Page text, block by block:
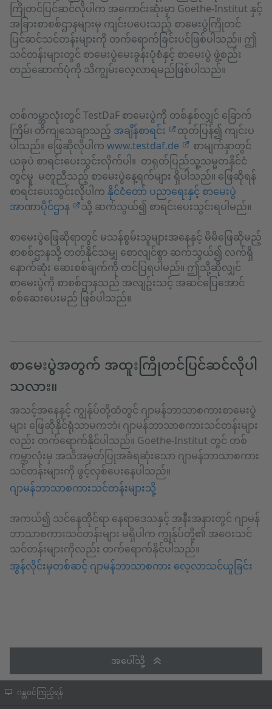
ကြိုတင်ပြင်ဆင်လိုပါက အကောင်းဆုံးမှာ Goethe-Institut နှင့်
အခြားစာစစ်ဌာနများမှ ကျင်းပပေးသည့် စာမေးပွဲကြိုတင်
ပြင်ဆင်သင်တန်းများကို တက်ရောက်ခြင်းပင်ဖြစ်ပါသည်။ ဤ
သင်တန်းများတွင် စာမေးပွဲမေးခွန်းပုံစံနှင့် စာမေးပွဲ ဖွဲ့စည်း
တည်ဆောက်ပုံကို သိကျွမ်းလေ့လာရမည်ဖြစ်ပါသည်။
တစ်ကမ္ဘာလုံးတွင် TestDaF စာမေးပွဲကို တစ်နှစ်လျှင် ခြောက်
ကြိမ်၊ တိကျသေချာသည့်အချိန်စာရင်း ထုတ်ပြန်၍ ကျင်းပ
ပါသည်။ ဖြေဆိုလိုပါကwww.testdaf.de စာမျက်နှာတွင်
ယခုပဲ စာရင်းပေးသွင်းလိုက်ပါ။ တရုတ်ပြည်သူ့သမ္မတနိုင်ငံ
တွင်မူ မတူညီသည့် စာမေးပွဲနေ့ရက်များ ရှိပါသည်။ ဖြေဆိုရန်
စာရင်းပေးသွင်းလိုပါကနိုင်ငံတော် ပညာရေးနှင့် စာမေးပွဲ
အာဏာပိုင်ဌာန သို့ ဆက်သွယ်၍ စာရင်းပေးသွင်းရပါမည်။
စာမေးပွဲဖြေဆိုရာတွင် မသန်စွမ်းသူများအနေနှင့် မိမိဖြေဆိုမည့်
စာစစ်ဌာနသို့ တတ်နိုင်သမျှ စောလျင်စွာ ဆက်သွယ်၍ လက်ရှိ
နောက်ဆုံး ဆေးစစ်ချက်ကို တင်ပြရပါမည်။ ဤသို့ဆိုလျှင်
စာမေးပွဲကို စာစစ်ဌာနသည် အလျဥ်းသင့် အဆင်ပြေအောင်
စစ်ဆေးပေးမည် ဖြစ်ပါသည်။
စာမေးပွဲအတွက် အထူးကြိုတင်ပြင်ဆင်လိုပါ
သလား။
အသင့်အနေနှင့် ကျွန်ုပ်တို့ထံတွင် ဂျာမန်ဘာသာစကားစာမေးပွဲ
များ ဖြေဆိုနိုင်ရုံသာမကဘဲ၊ ဂျာမန်ဘာသာစကားသင်တန်းများ
လည်း တက်ရောက်နိုင်ပါသည်။ Goethe-Institut တွင် တစ်
ကမ္ဘာလုံးမှ အသိအမှတ်ပြုအခံရဆုံးသော ဂျာမန်ဘာသာစကား
သင်တန်းများကို ဖွင့်လှစ်ပေးနေပါသည်။
ဂျာမန်ဘာသာစကားသင်တန်းများသို့
အကယ်၍ သင်နေထိုင်ရာ နေရာဒေသနှင့် အနီးအနားတွင် ဂျာမန်
ဘာသာစကားသင်တန်းများ မရှိပါက ကျွန်ုပ်တို့၏ အဝေးသင်
သင်တန်းများကိုလည်း တက်ရောက်နိုင်ပါသည်။
အွန်လိုင်းမှတစ်ဆင့် ဂျာမန်ဘာသာစကား လေ့လာသင်ယူခြင်း
အပေါ်သို့
ဂန္ထဝင်ကြည့်ရန်